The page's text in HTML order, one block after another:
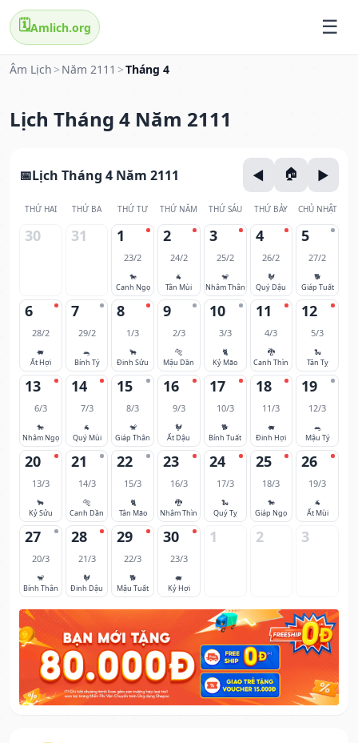
🗓️Amlich.org
Âm Lịch > Năm 2111 >Tháng 4
Lịch Tháng 4 Năm 2111
Lịch Tháng 4 Năm 2111
THỨ HAI THỨ BA THỨ TƯ THỨ NĂM THỨ SÁU THỨ BẢY CHỦ NHẬT
30 31 1
23/2
🐎
Canh Ngọ
2
24/2
🐐
Tân Mùi
3
25/2
🐒
Nhâm Thân
4
26/2
🐓
Quý Dậu
5
27/2
🐕
Giáp Tuất
6
28/2
🐖
Ất Hợi
7
29/2
🐀
Bính Tý
8
1/3
🐂
Đinh Sửu
9
2/3
🐅
Mậu Dần
10
3/3
🐈
Kỷ Mão
11
4/3
🐉
Canh Thìn
12
5/3
🐍
Tân Tỵ
13
6/3
🐎
Nhâm Ngọ
14
7/3
🐐
Quý Mùi
15
8/3
🐒
Giáp Thân
16
9/3
🐓
Ất Dậu
17
10/3
🐕
Bính Tuất
18
11/3
🐖
Đinh Hợi
19
12/3
🐀
Mậu Tý
20
13/3
🐂
Kỷ Sửu
21
14/3
🐅
Canh Dần
22
15/3
🐈
Tân Mão
23
16/3
🐉
Nhâm Thìn
24
17/3
🐍
Quý Tỵ
25
18/3
🐎
Giáp Ngọ
26
19/3
🐐
Ất Mùi
27
20/3
🐒
Bính Thân
28
21/3
🐓
Đinh Dậu
29
22/3
🐕
Mậu Tuất
30
23/3
🐖
Kỷ Hợi
1 2 3